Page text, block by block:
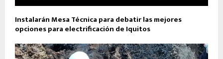
Instalarán Mesa Técnica para debatir las mejores
opciones para electrificación de Iquitos